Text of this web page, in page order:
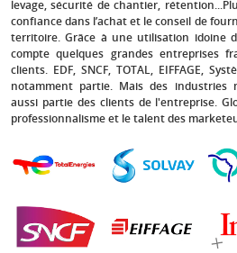
levage, sécurité de chantier,
confiance dans l’achat et le conseil de
territoire. Grâce à une utilisation idoine
compte quelques grandes entreprises
clients. EDF, SNCF, TOTAL, EIFFAGE,
notamment partie. Mais des industries
aussi partie des clients de l'entreprise.
professionnalisme et le talent des